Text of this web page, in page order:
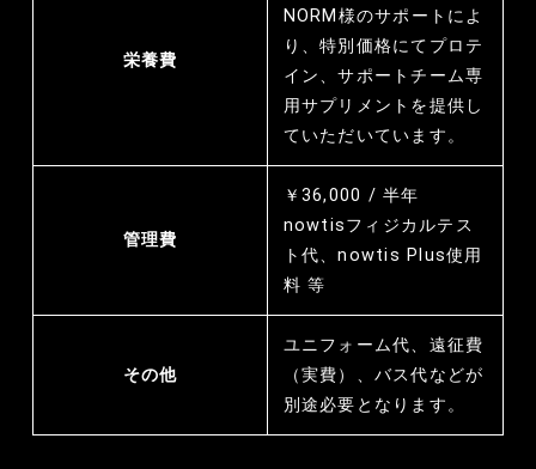
栄養費
NORM様のサポートによ
り、特別価格にてプロテ
イン、サポートチーム専
用サプリメントを提供し
ていただいています。
管理費
￥36,000 / 半年
nowtisフィジカルテス
ト代、nowtis Plus使用
料 等
その他
ユニフォーム代、遠征費
（実費）、バス代などが
別途必要となります。